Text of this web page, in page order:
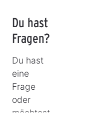
Du hast
Fragen?
Du hast
eine
Frage
oder
möchtest